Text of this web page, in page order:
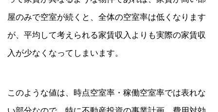
屋のみで空室が続くと、全体の空室率は低くなります
が、平均して考えられる家賃収入よりも実際の家賃収
入が少なくなってしまいます。
このような値は、時点空室率・稼働空室率では表れな